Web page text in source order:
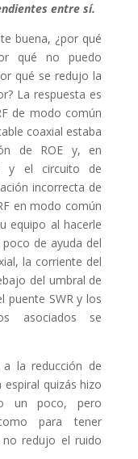
entre sí.
buena, ¿por qué
qué no puedo
qué se redujo la
La respuesta es
de modo común
coaxial estaba
de ROE y, en
y el circuito de
incorrecta de
en modo común
equipo al hacerle
de ayuda del
la corriente del
del umbral de
SWR y los
asociados se
la reducción de
quizás hizo
un poco, pero
para tener
no redujo el ruido